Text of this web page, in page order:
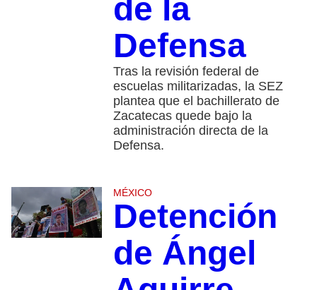
de la
Defensa
Tras la revisión federal de
escuelas militarizadas, la SEZ
plantea que el bachillerato de
Zacatecas quede bajo la
administración directa de la
Defensa.
MÉXICO
Detención
de Ángel